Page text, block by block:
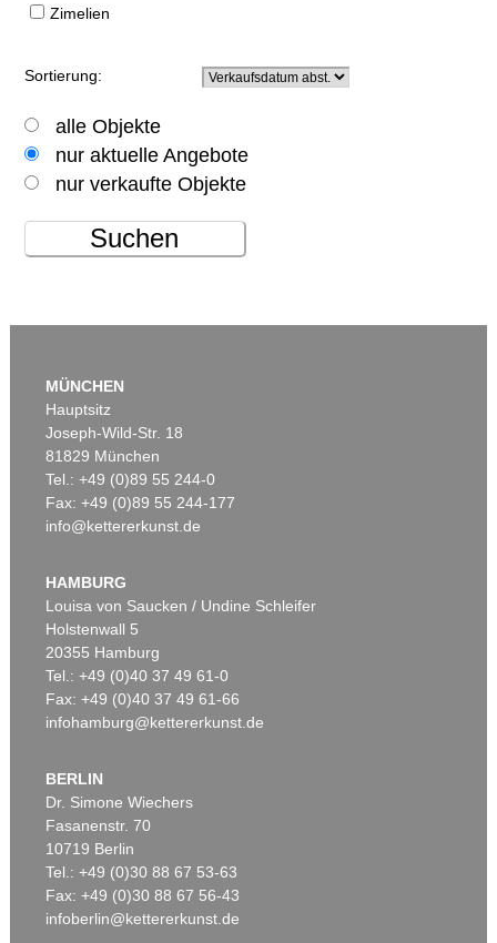
Zimelien
Sortierung:
alle Objekte
nur aktuelle Angebote
nur verkaufte Objekte
Suchen
MÜNCHEN
Hauptsitz
Joseph-Wild-Str. 18
81829 München
Tel.: +49 (0)89 55 244-0
Fax: +49 (0)89 55 244-177
info@kettererkunst.de
HAMBURG
Louisa von Saucken / Undine Schleifer
Holstenwall 5
20355 Hamburg
Tel.: +49 (0)40 37 49 61-0
Fax: +49 (0)40 37 49 61-66
infohamburg@kettererkunst.de
BERLIN
Dr. Simone Wiechers
Fasanenstr. 70
10719 Berlin
Tel.: +49 (0)30 88 67 53-63
Fax: +49 (0)30 88 67 56-43
infoberlin@kettererkunst.de